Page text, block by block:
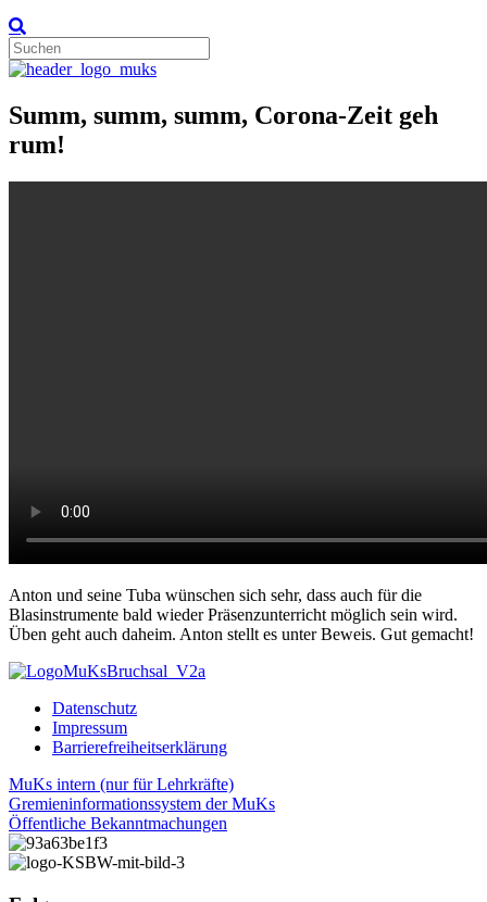
Summ, summ, summ, Corona-Zeit geh
rum!
Anton und seine Tuba wünschen sich sehr, dass auch für die
Blasinstrumente bald wieder Präsenzunterricht möglich sein wird.
Üben geht auch daheim. Anton stellt es unter Beweis. Gut gemacht!
Datenschutz
Impressum
Barrierefreiheitserklärung
MuKs intern (nur für Lehrkräfte)
Gremieninformationssystem der MuKs
Öffentliche Bekanntmachungen